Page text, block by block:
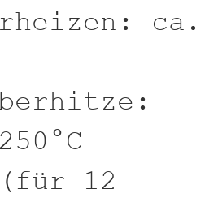
ca.
12